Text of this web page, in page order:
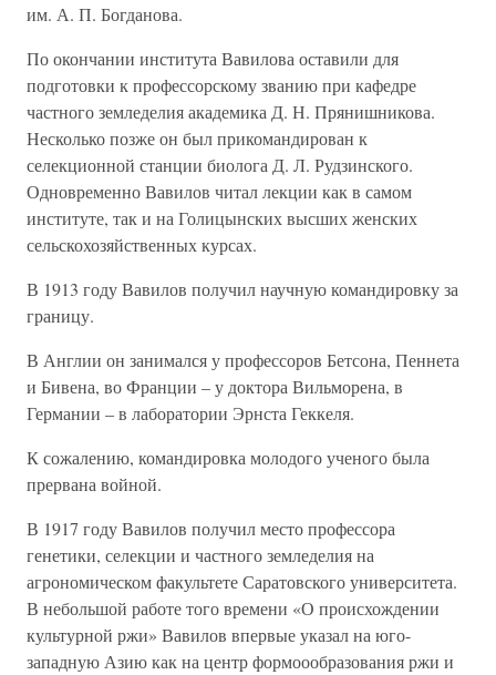
им. А. П. Богданова.
По окончании института Вавилова оставили для
подготовки к профессорскому званию при кафедре
частного земледелия академика Д. Н. Прянишникова.
Несколько позже он был прикомандирован к
селекционной станции биолога Д. Л. Рудзинского.
Одновременно Вавилов читал лекции как в самом
институте, так и на Голицынских высших женских
сельскохозяйственных курсах.
В 1913 году Вавилов получил научную командировку за
границу.
В Англии он занимался у профессоров Бетсона, Пеннета
и Бивена, во Франции – у доктора Вильморена, в
Германии – в лаборатории Эрнста Геккеля.
К сожалению, командировка молодого ученого была
прервана войной.
В 1917 году Вавилов получил место профессора
генетики, селекции и частного земледелия на
агрономическом факультете Саратовского университета.
В небольшой работе того времени «О происхождении
культурной ржи» Вавилов впервые указал на юго-
западную Азию как на центр формоообразования ржи и